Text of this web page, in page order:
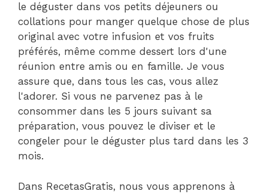
le déguster dans vos petits déjeuners ou
collations pour manger quelque chose de plus
original avec votre infusion et vos fruits
préférés, même comme dessert lors d'une
réunion entre amis ou en famille. Je vous
assure que, dans tous les cas, vous allez
l'adorer. Si vous ne parvenez pas à le
consommer dans les 5 jours suivant sa
préparation, vous pouvez le diviser et le
congeler pour le déguster plus tard dans les 3
mois.
Dans RecetasGratis, nous vous apprenons à